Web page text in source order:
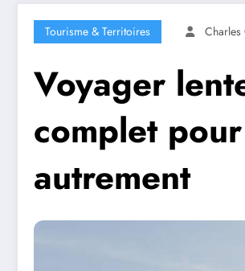
Tourisme & Territoires Charles
Voyager
complet
autrement